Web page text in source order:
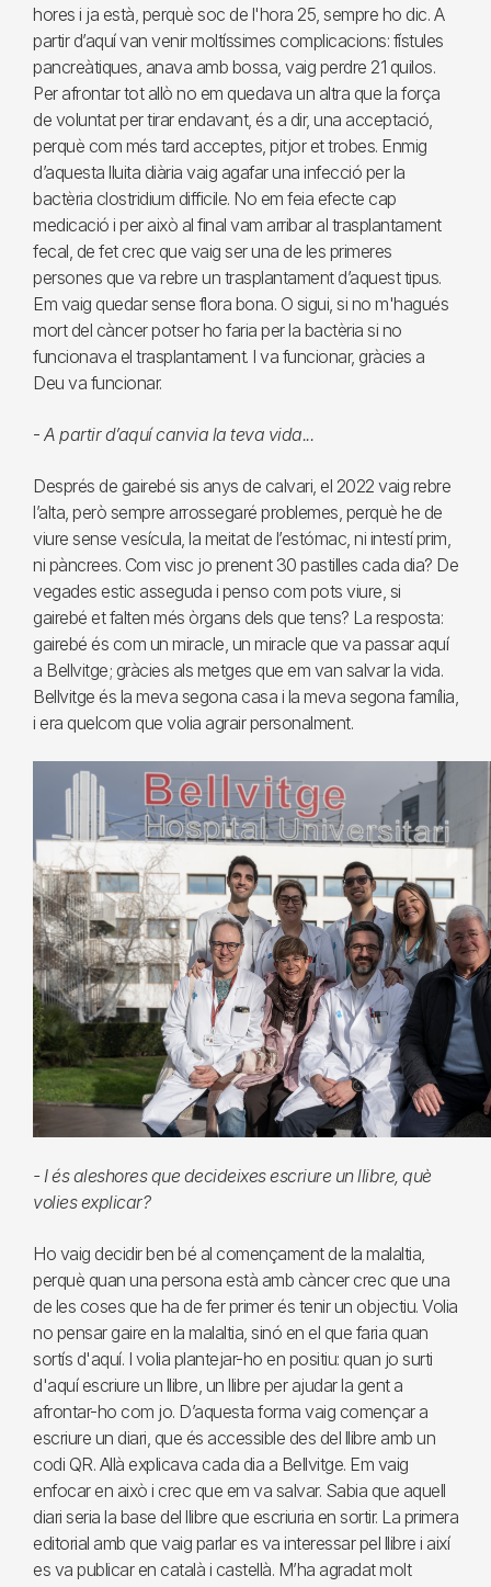
hores i ja està, perquè soc de l'hora 25, sempre ho dic. A
partir d’aquí van venir moltíssimes complicacions: fístules
pancreàtiques, anava amb bossa, vaig perdre 21 quilos.
Per afrontar tot allò no em quedava un altra que la força
de voluntat per tirar endavant, és a dir, una acceptació,
perquè com més tard acceptes, pitjor et trobes. Enmig
d’aquesta lluita diària vaig agafar una infecció per la
bactèria clostridium difficile. No em feia efecte cap
medicació i per això al final vam arribar al trasplantament
fecal, de fet crec que vaig ser una de les primeres
persones que va rebre un trasplantament d’aquest tipus.
Em vaig quedar sense flora bona. O sigui, si no m'hagués
mort del càncer potser ho faria per la bactèria si no
funcionava el trasplantament. I va funcionar, gràcies a
Deu va funcionar.
- A partir d’aquí canvia la teva vida...
Després de gairebé sis anys de calvari, el 2022 vaig rebre
l’alta, però sempre arrossegaré problemes, perquè he de
viure sense vesícula, la meitat de l’estómac, ni intestí prim,
ni pàncrees. Com visc jo prenent 30 pastilles cada dia? De
vegades estic asseguda i penso com pots viure, si
gairebé et falten més òrgans dels que tens? La resposta:
gairebé és com un miracle, un miracle que va passar aquí
a Bellvitge; gràcies als metges que em van salvar la vida.
Bellvitge és la meva segona casa i la meva segona família,
i era quelcom que volia agrair personalment.
- I és aleshores que decideixes escriure un llibre, què
volies explicar?
Ho vaig decidir ben bé al començament de la malaltia,
perquè quan una persona està amb càncer crec que una
de les coses que ha de fer primer és tenir un objectiu. Volia
no pensar gaire en la malaltia, sinó en el que faria quan
sortís d'aquí. I volia plantejar-ho en positiu: quan jo surti
d'aquí escriure un llibre, un llibre per ajudar la gent a
afrontar-ho com jo. D’aquesta forma vaig començar a
escriure un diari, que és accessible des del llibre amb un
codi QR. Allà explicava cada dia a Bellvitge. Em vaig
enfocar en això i crec que em va salvar. Sabia que aquell
diari seria la base del llibre que escriuria en sortir. La primera
editorial amb que vaig parlar es va interessar pel llibre i així
es va publicar en català i castellà. M’ha agradat molt